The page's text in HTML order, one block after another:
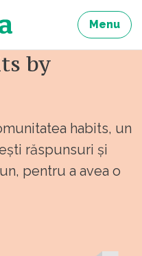
Menu
by
habits, un
răspunsuri și
pentru a avea o